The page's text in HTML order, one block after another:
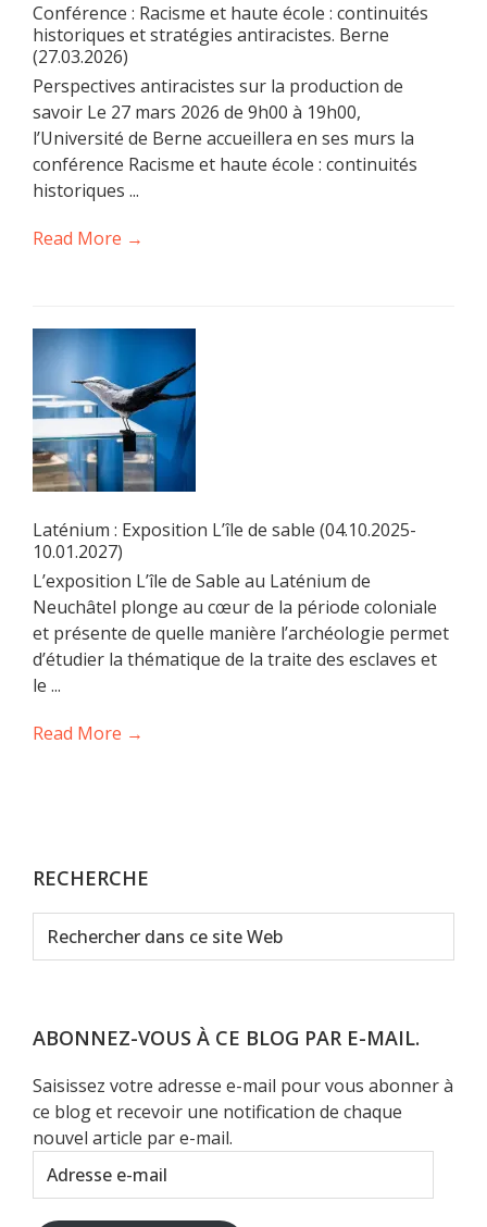
Conférence : Racisme et haute école : continuités
historiques et stratégies antiracistes. Berne
(27.03.2026)
Perspectives antiracistes sur la production de
savoir Le 27 mars 2026 de 9h00 à 19h00,
l’Université de Berne accueillera en ses murs la
conférence Racisme et haute école : continuités
historiques ...
Read More →
Laténium : Exposition L’île de sable (04.10.2025-
10.01.2027)
L’exposition L’île de Sable au Laténium de
Neuchâtel plonge au cœur de la période coloniale
et présente de quelle manière l’archéologie permet
d’étudier la thématique de la traite des esclaves et
le ...
Read More →
RECHERCHE
Rechercher
dans
Web
ABONNEZ-VOUS À CE BLOG PAR E-MAIL.
Saisissez votre adresse e-mail pour vous abonner à
ce blog et recevoir une notification de chaque
nouvel article par e-mail.
Adresse
e-
mail